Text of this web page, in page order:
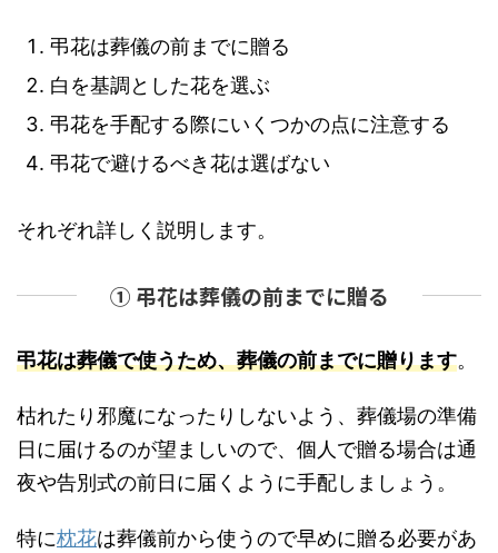
弔花は葬儀の前までに贈る
白を基調とした花を選ぶ
弔花を手配する際にいくつかの点に注意する
弔花で避けるべき花は選ばない
それぞれ詳しく説明します。
① 弔花は葬儀の前までに贈る
弔花は葬儀で使うため、葬儀の前までに贈ります。
枯れたり邪魔になったりしないよう、葬儀場の準備
日に届けるのが望ましいので、個人で贈る場合は通
夜や告別式の前日に届くように手配しましょう。
特に枕花は葬儀前から使うので早めに贈る必要があ